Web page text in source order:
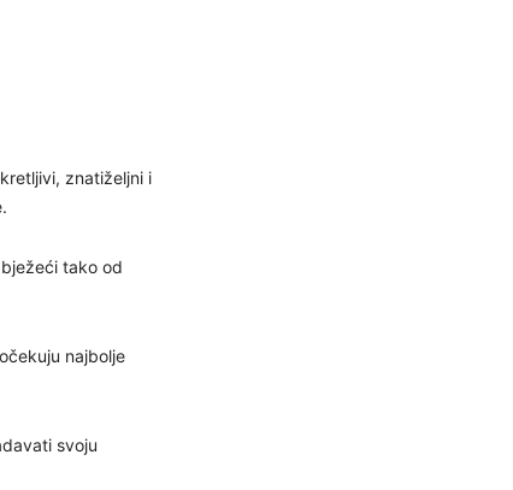
znatiželjni i
tako od
najbolje
svoju